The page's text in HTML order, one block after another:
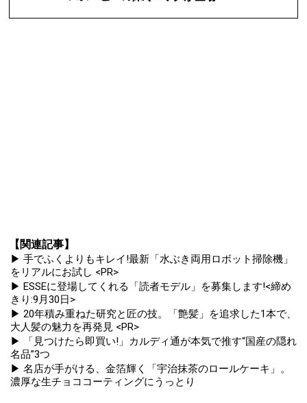
【関連記事】
▶ 手でふくよりもキレイ!最新「水ぶき両用ロボット掃除機」
をリアルにお試し <PR>
▶ ESSEに登場してくれる「読者モデル」を募集します!<締め
きり:9月30日>
▶ 20年積み重ねた研究と匠の技。「艶髪」を追求した1本で、
大人髪の魅力を再発見 <PR>
▶ 「見つけたら即買い!」カルディ通が本気で推す“国産の隠れ
名品”3つ
▶ 名店が手がける、金箔輝く「宇治抹茶のロールケーキ」。
濃厚な生チョココーティングにうっとり